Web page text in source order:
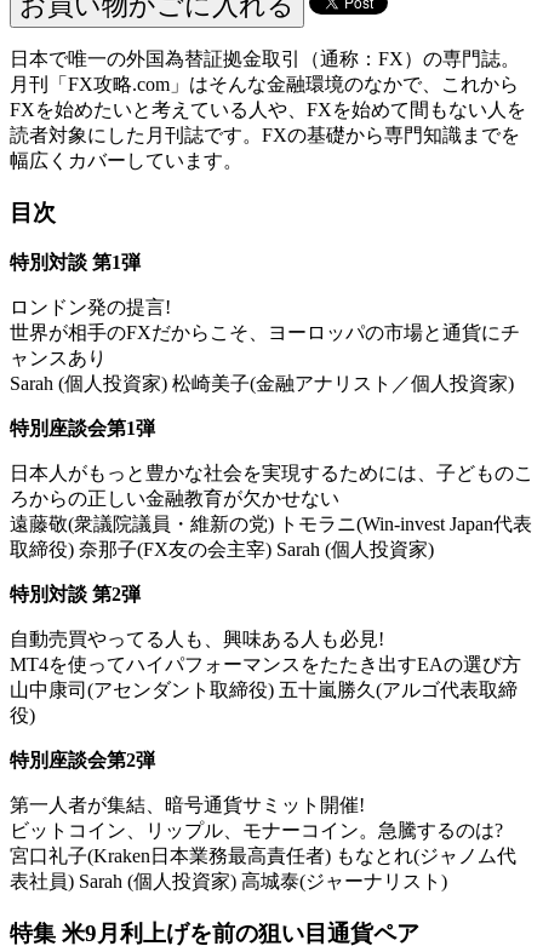
日本で唯一の外国為替証拠金取引（通称：FX）の専門誌。
月刊「FX攻略.com」はそんな金融環境のなかで、これから
FXを始めたいと考えている人や、FXを始めて間もない人を
読者対象にした月刊誌です。FXの基礎から専門知識までを
幅広くカバーしています。
目次
特別対談 第1弾
ロンドン発の提言!
世界が相手のFXだからこそ、ヨーロッパの市場と通貨にチ
ャンスあり
Sarah (個人投資家) 松崎美子(金融アナリスト／個人投資家)
特別座談会第1弾
日本人がもっと豊かな社会を実現するためには、子どものこ
ろからの正しい金融教育が欠かせない
遠藤敬(衆議院議員・維新の党) トモラニ(Win-invest Japan代表
取締役) 奈那子(FX友の会主宰) Sarah (個人投資家)
特別対談 第2弾
自動売買やってる人も、興味ある人も必見!
MT4を使ってハイパフォーマンスをたたき出すEAの選び方
山中康司(アセンダント取締役) 五十嵐勝久(アルゴ代表取締
役)
特別座談会第2弾
第一人者が集結、暗号通貨サミット開催!
ビットコイン、リップル、モナーコイン。急騰するのは?
宮口礼子(Kraken日本業務最高責任者) もなとれ(ジャノム代
表社員) Sarah (個人投資家) 高城泰(ジャーナリスト)
特集 米9月利上げを前の狙い目通貨ペア